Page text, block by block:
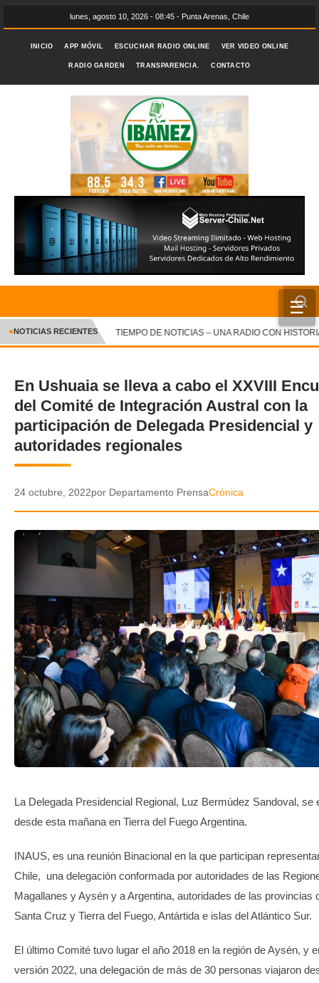
lunes, agosto 10, 2026 - 08:45 - Punta Arenas, Chile
INICIO APP MÓVIL ESCUCHAR RADIO ONLINE VER VIDEO ONLINE
RADIO GARDEN TRANSPARENCIA. CONTACTO
☰
INICIO
CRÓNICA
DEPORTES
ENTRETENIMIENTO Y CULTURA
POLICIAL
VIDEOS
GALERIA DE FOTOS
APP MÓVIL
TRANSPARENCIA
✕
●NOTICIAS RECIENTES TIEMPO DE NOTICIAS – UNA RADIO CON
En Ushuaia se lleva a cabo el XXVIII
del Comité de Integración Austral con la
participación de Delegada Presidencial y
autoridades regionales
24 octubre, 2022por Departamento PrensaCrónica
La Delegada Presidencial Regional, Luz Bermúdez Sandoval, se
desde esta mañana en Tierra del Fuego Argentina.
INAUS, es una reunión Binacional en la que participan
Chile, una delegación conformada por autoridades de las
Magallanes y Aysén y a Argentina, autoridades de las provincias
Santa Cruz y Tierra del Fuego, Antártida e islas del Atlántico Sur.
El último Comité tuvo lugar el año 2018 en la región de Aysén, y
versión 2022, una delegación de más de 30 personas viajaron